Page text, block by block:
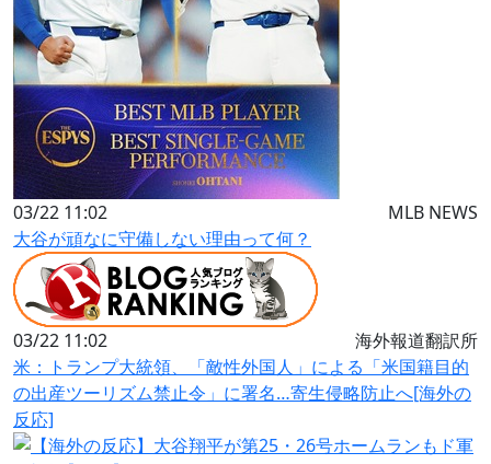
03/22 11:02
MLB NEWS
大谷が頑なに守備しない理由って何？
03/22 11:02
海外報道翻訳所
米：トランプ大統領、「敵性外国人」による「米国籍目的
の出産ツーリズム禁止令」に署名…寄生侵略防止へ[海外の
反応]